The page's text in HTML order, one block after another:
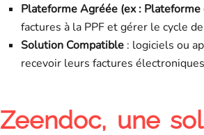
Plateforme Agréée (ex :
factures à la PPF et gérer le cycle
Solution Compatible : logiciels ou
recevoir leurs factures
Zeendoc, une